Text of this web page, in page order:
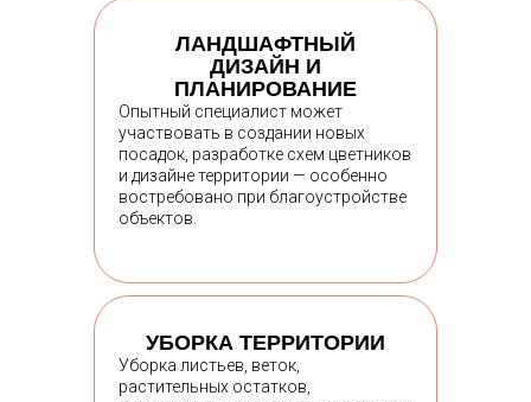
ЛАНДШАФТНЫЙ
ДИЗАЙН И
ПЛАНИРОВАНИЕ
Опытный специалист может
участвовать в создании новых
посадок, разработке схем цветников
и дизайне территории — особенно
востребовано при благоустройстве
объектов.
УБОРКА ТЕРРИТОРИИ
Уборка листьев, веток,
растительных остатков,